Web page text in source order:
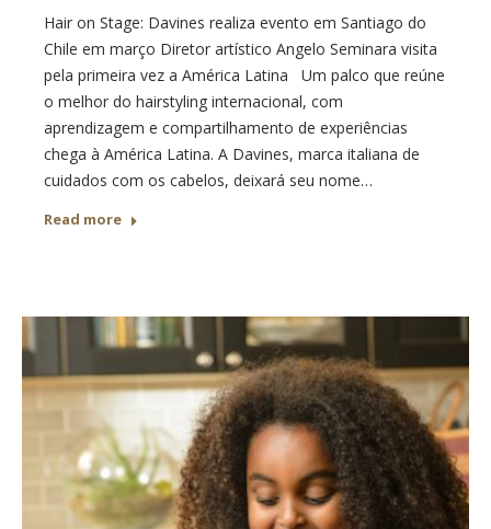
Hair on Stage: Davines realiza evento em Santiago do
Chile em março Diretor artístico Angelo Seminara visita
pela primeira vez a América Latina Um palco que reúne
o melhor do hairstyling internacional, com
aprendizagem e compartilhamento de experiências
chega à América Latina. A Davines, marca italiana de
cuidados com os cabelos, deixará seu nome…
Read more